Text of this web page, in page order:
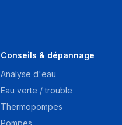
Conseils & dépannage
Analyse d'eau
Eau verte / trouble
Thermopompes
Pompes